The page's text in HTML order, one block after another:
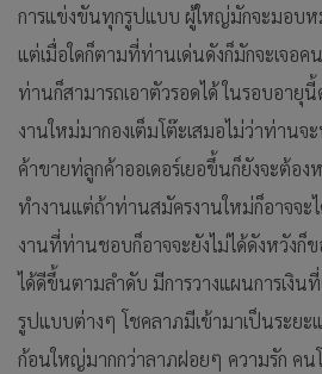
การแข่งขันทุกรูปแบบ ผู้ใหญ่มักจะมอบ
แต่เมื่อใดก็ตามที่ท่านเด่นดังก็มักจะเจอค
ท่านก็สามารถเอาตัวรอดได้ ในรอบอายุ
งานใหม่มากองเต็มโต๊ะเสมอไม่ว่าท่าน
ค้าขายท่ลูกค้าออเดอร์เยอขึ้นก็ยังจะต้อ
ทำงานแต่ถ้าท่านสมัครงานใหม่ก็อาจจ
งานที่ท่านชอบก็อาจจะยังไม่ได้ดังหวังก็ข
ได้ดีขึ้นตามลำดับ มีการวางแผนการเงิน
รูปแบบต่างๆ โชคลาภมีเข้ามาเป็นระย
ก้อนใหญ่มากกว่าลาภฝอยๆ ความรัก คน